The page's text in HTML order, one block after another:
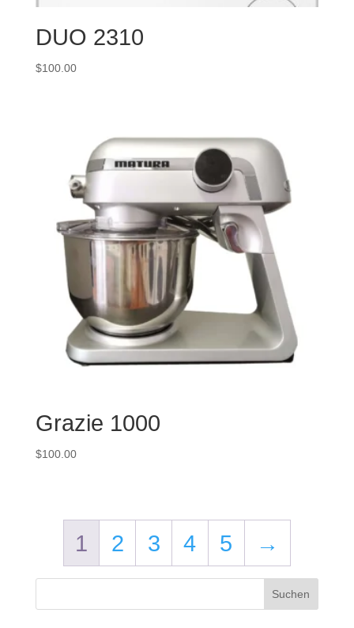
DUO 2310
$100.00
Grazie 1000
$100.00
1 2 3 4 5 →
Suchen